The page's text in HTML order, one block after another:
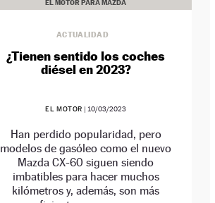
EL MOTOR PARA MAZDA
ACTUALIDAD
¿Tienen sentido los coches
diésel en 2023?
EL MOTOR | 10/03/2023
Han perdido popularidad, pero
modelos de gasóleo como el nuevo
Mazda CX-60 siguen siendo
imbatibles para hacer muchos
kilómetros y, además, son más